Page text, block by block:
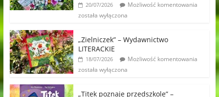
20/07/2026
Możliwość komentowania
została wyłączona
„Zielniczek” – Wydawnictwo
LITERACKIE
18/07/2026
Możliwość komentowania
została wyłączona
„Titek poznaje przedszkole” –